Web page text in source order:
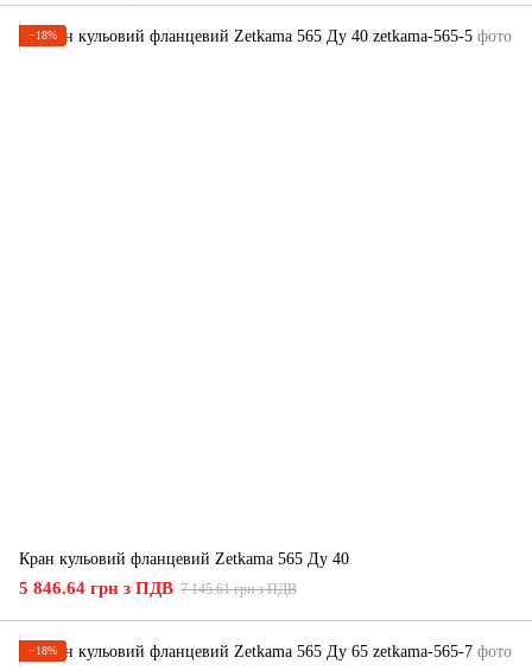
−18%
Кран кульовий фланцевий Zetkama 565 Ду 40
5 846.64 грн з ПДВ 7 145.61 грн з ПДВ
−18%